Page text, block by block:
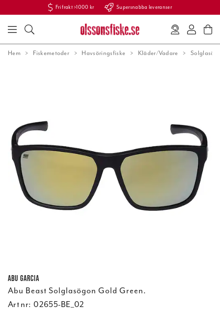
Fri frakt >1000 kr Supersnabba leveranser
Hem Fiskemetoder Havsöringsfiske Kläder/Vadare
Abu Garcia
Abu Beast Solglasögon Gold Green.
Art nr: 02655-BE_02